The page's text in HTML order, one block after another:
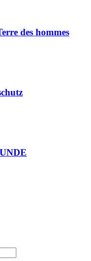
des hommes